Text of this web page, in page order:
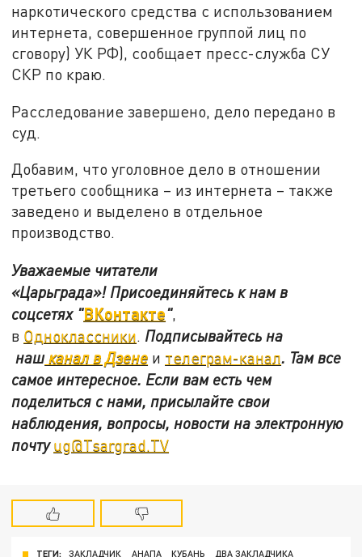
наркотического средства с использованием
интернета, совершенное группой лиц по
сговору) УК РФ), сообщает пресс-служба СУ
СКР по краю.
Расследование завершено, дело передано в
суд.
Добавим, что уголовное дело в отношении
третьего сообщника – из интернета – также
заведено и выделено в отдельное
производство.
Уважаемые читатели
«Царьграда»! Присоединяйтесь к нам в
соцсетях "ВКонтакте",
в Одноклассники. Подписывайтесь на
нашканал в Дзене и телеграм-канал. Там все
самое интересное. Если вам есть чем
поделиться с нами, присылайте свои
наблюдения, вопросы, новости на электронную
почтуug@Tsargrad.TV
ТЕГИ: ЗАКЛАДЧИК АНАПА КУБАНЬ
ДВА ЗАКЛАДЧИКА